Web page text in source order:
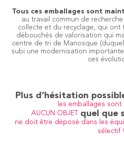
Tous ces emballages sont
au travail commun de
collecte et du recyclage, qui ont
débouchés de valorisation qui
centre de tri de Manosque
subi une modernisation
ces
Plus d’hésitation
les emballages sont
AUCUN OBJET quel que
ne doit être déposé dans les
sélectif !